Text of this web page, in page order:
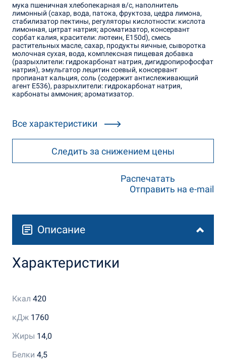
мука пшеничная хлебопекарная в/с, наполнитель
лимонный (сахар, вода, патока, фруктоза, цедра лимона,
стабилизатор пектины, регуляторы кислотности: кислота
лимонная, цитрат натрия; ароматизатор, консервант
сорбат калия, красители: лютеин, Е150d), смесь
растительных масле, сахар, продукты яичные, сыворотка
молочная сухая, вода, комплексная пищевая добавка
(разрыхлители: гидрокарбонат натрия, дигидропирофосфат
натрия), эмульгатор лецитин соевый, консервант
пропианат кальция, соль (содержит антислеживающий
агент Е536), разрыхлители: гидрокарбонат натрия,
карбонаты аммония; ароматизатор.
Все характеристики
Следить за снижением цены
Распечатать
Отправить на e-mail
Описание
Характеристики
Ккал 420
кДж 1760
Жиры 14,0
Белки 4,5